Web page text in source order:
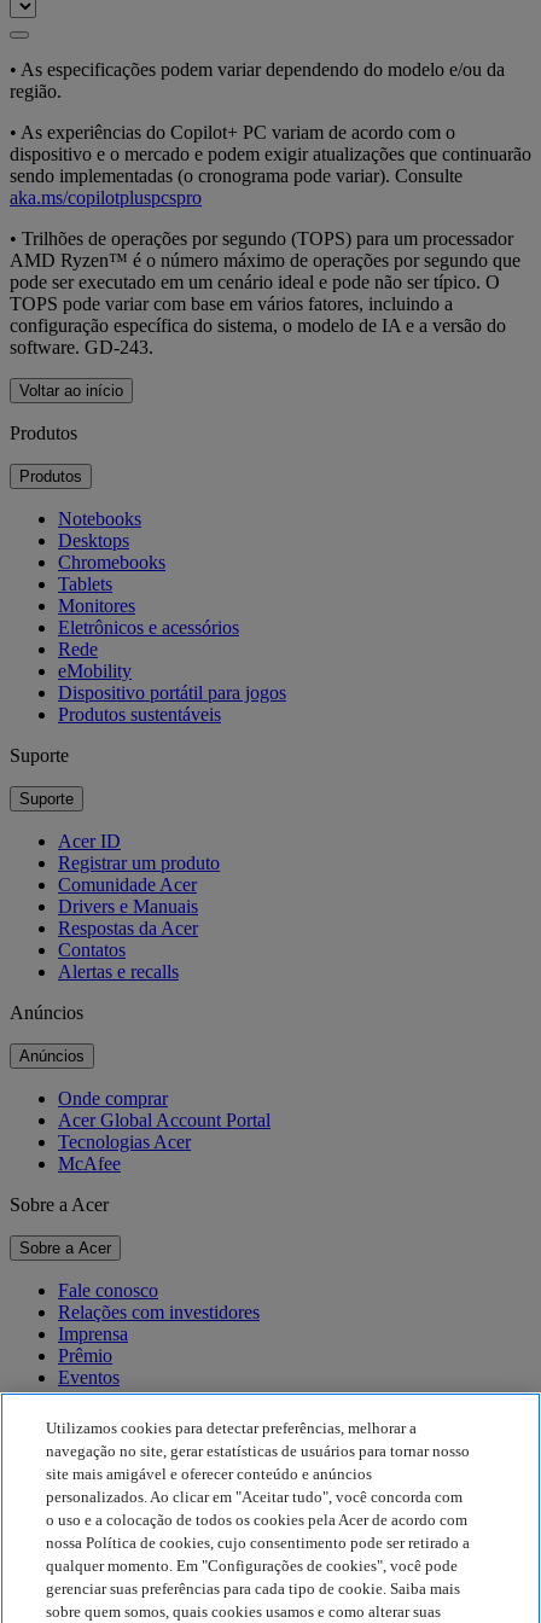
• As especificações podem variar dependendo do modelo e/ou da
região.
• As experiências do Copilot+ PC variam de acordo com o
dispositivo e o mercado e podem exigir atualizações que continuarão
sendo implementadas (o cronograma pode variar). Consulte
aka.ms/copilotpluspcspro
• Trilhões de operações por segundo (TOPS) para um processador
AMD Ryzen™ é o número máximo de operações por segundo que
pode ser executado em um cenário ideal e pode não ser típico. O
TOPS pode variar com base em vários fatores, incluindo a
configuração específica do sistema, o modelo de IA e a versão do
software. GD-243.
Voltar ao início
Produtos
Produtos
Notebooks
Desktops
Chromebooks
Tablets
Monitores
Eletrônicos e acessórios
Rede
eMobility
Dispositivo portátil para jogos
Produtos sustentáveis
Suporte
Suporte
Acer ID
Registrar um produto
Comunidade Acer
Drivers e Manuais
Respostas da Acer
Contatos
Alertas e recalls
Anúncios
Anúncios
Onde comprar
Acer Global Account Portal
Tecnologias Acer
McAfee
Sobre a Acer
Sobre a Acer
Fale conosco
Relações com investidores
Imprensa
Prêmio
Eventos
Sustentabilidade
Sustentabilidade
Responsabilidade social corporativa
Pegada de carbono do produto
Project Humanity
Earthion
Política de Privacidade
Utilizamos cookies para detectar preferências, melhorar a
navegação no site, gerar estatísticas de usuários para tornar nosso
site mais amigável e oferecer conteúdo e anúncios
personalizados. Ao clicar em "Aceitar tudo", você concorda com
o uso e a colocação de todos os cookies pela Acer de acordo com
nossa Política de cookies, cujo consentimento pode ser retirado a
qualquer momento. Em "Configurações de cookies", você pode
gerenciar suas preferências para cada tipo de cookie. Saiba mais
sobre quem somos, quais cookies usamos e como alterar suas